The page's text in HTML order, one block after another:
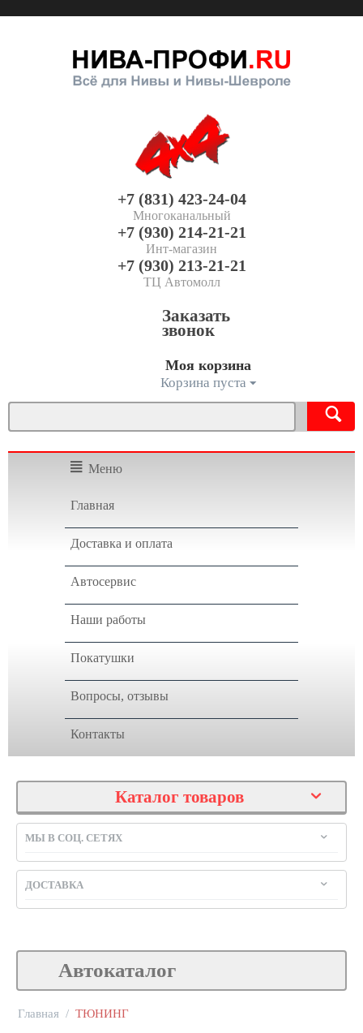
+7 (831) 423-24-04
Многоканальный
+7 (930) 214-21-21
Инт-магазин
+7 (930) 213-21-21
ТЦ Автомолл
Заказать
звонок
Моя корзина
Корзина пуста
Меню
Главная
Доставка и оплата
Автосервис
Наши работы
Покатушки
Вопросы, отзывы
Контакты
Каталог товаров
МЫ В СОЦ. СЕТЯХ
ДОСТАВКА
Автокаталог
Главная / ТЮНИНГ